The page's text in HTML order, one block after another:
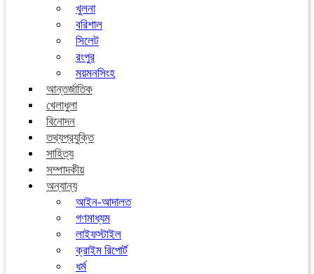
খুলনা
বরিশাল
সিলেট
রংপুর
ময়মনসিংহ
আন্তর্জাতিক
খেলাধুলা
বিনোদন
তথ্যপ্রযুক্তি
সাহিত্য
সম্পাদকীয়
অন্যান্য
আইন-আদালত
গণমাধ্যম
লাইফস্টাইল
ক্রাইম রিপোর্ট
ধর্ম